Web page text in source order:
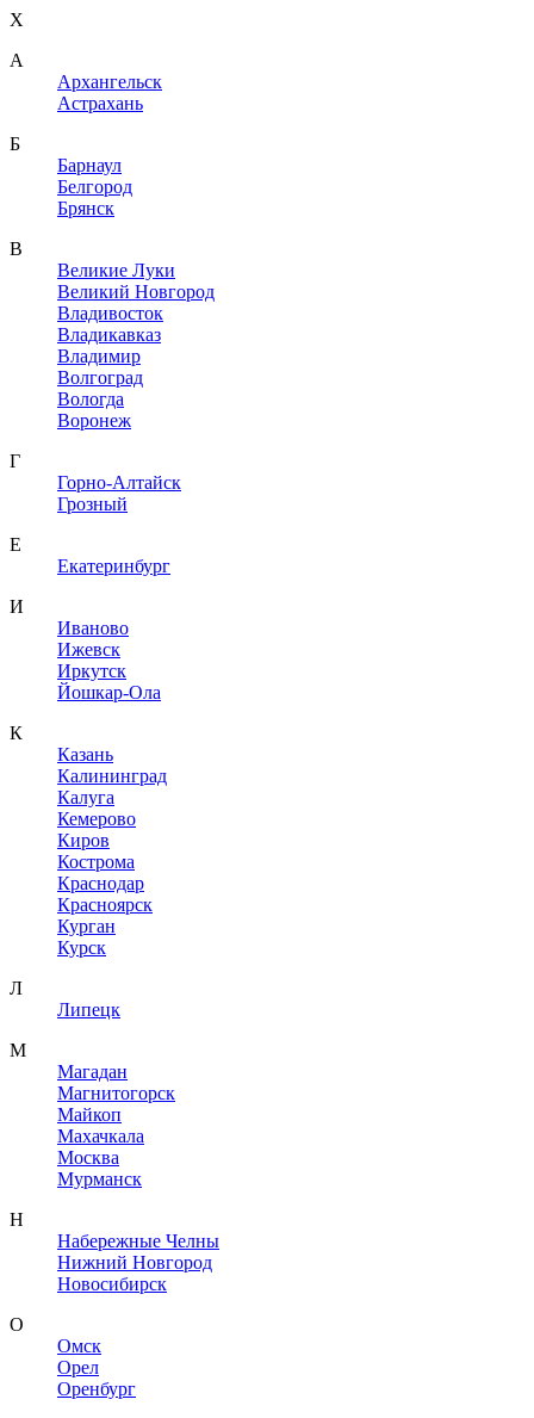
X
A
Архангельск
Астрахань
Б
Барнаул
Белгород
Брянск
В
Великие Луки
Великий Новгород
Владивосток
Владикавказ
Владимир
Волгоград
Вологда
Воронеж
Г
Горно-Алтайск
Грозный
Е
Екатеринбург
И
Иваново
Ижевск
Иркутск
Йошкар-Ола
К
Казань
Калининград
Калуга
Кемерово
Киров
Кострома
Краснодар
Красноярск
Курган
Курск
Л
Липецк
М
Магадан
Магнитогорск
Майкоп
Махачкала
Москва
Мурманск
Н
Набережные Челны
Нижний Новгород
Новосибирск
О
Омск
Орел
Оренбург